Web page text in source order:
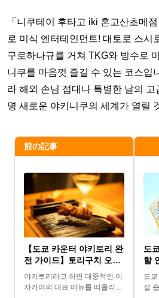
「니쿠테이 후타고 iki 혼고산초메
로 미식 엔터테인먼트! 대토로 스시
구로하나규를 거쳐 TKG와 빙수로
니쿠를 마음껏 즐길 수 있는 코스입
라 해외 손님 접대나 특별한 날의
명 새로운 야키니쿠의 세계가 열릴
前の記事
【도쿄 카운터 야키토리 완
전 가이드】토리구치 오마
카세 코스 체험담｜꼬치 7
본·내추럴 와인·〆메뉴까지
야키토리라고 하면 대중적인 이
자카야의 대표 메뉴를 떠올리기
도
할
롬
까
도
셜